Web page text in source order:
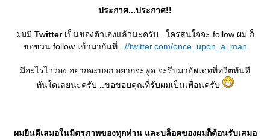
ประกาศ...ประกาศ!!
ผมมี Twitterเป็นของตัวเองแล้วนะครับ.. ใครสนใจจะ follow ผม ก็
ขอชวน follow เข้ามากันที่.. //twitter.com/once_upon_a_man
มีอะไรไวว่อง อยากจะบอก อยากจะพูด จะรีบมาอัพเดทที่ทวีตทันที
ทันใดเลยนะครับ ..ขอขอบคุณที่รับผมเป็นเพื่อนครับ
ผมยินดีเสมอในมิตรภาพของทุกท่าน และบล็อคของผมก็ต้อนรับเสมอ